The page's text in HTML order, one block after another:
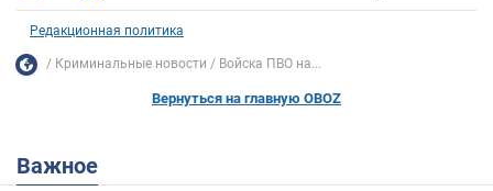
Редакционная политика
Криминальные новости Войска ПВО на...
Вернуться на главную OBOZ
Важное